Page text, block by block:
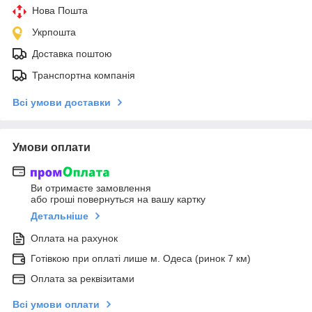
Нова Пошта
Укрпошта
Доставка поштою
Транспортна компанія
Всі умови доставки
Умови оплати
Ви отримаєте замовлення
або гроші повернуться на вашу картку
Детальніше
Оплата на рахунок
Готівкою при оплаті лише м. Одеса (ринок 7 км)
Оплата за реквізитами
Всі умови оплати